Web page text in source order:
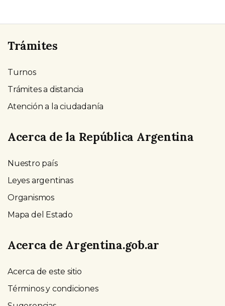
Trámites
Turnos
Trámites a distancia
Atención a la ciudadanía
Acerca de la República Argentina
Nuestro país
Leyes argentinas
Organismos
Mapa del Estado
Acerca de Argentina.gob.ar
Acerca de este sitio
Términos y condiciones